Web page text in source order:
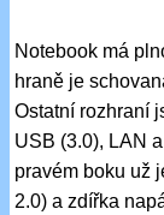
Notebook má
hraně je
Ostatní rozhraní
USB (3.0), LAN
pravém boku už
2.0) a zdířka